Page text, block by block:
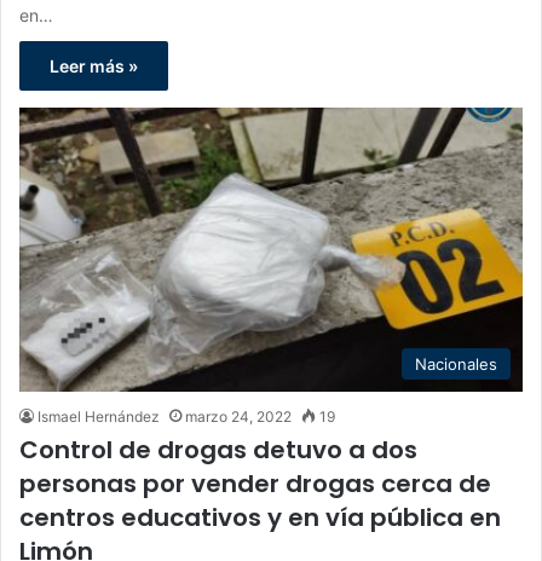
en…
Leer más »
Nacionales
Ismael Hernández marzo 24, 2022 19
Control de drogas detuvo a dos
personas por vender drogas cerca de
centros educativos y en vía pública en
Limón